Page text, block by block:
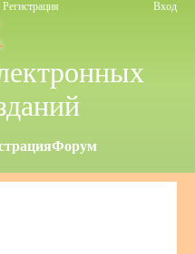
Регистрация Вход
Форум